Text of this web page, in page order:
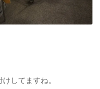
してますね。